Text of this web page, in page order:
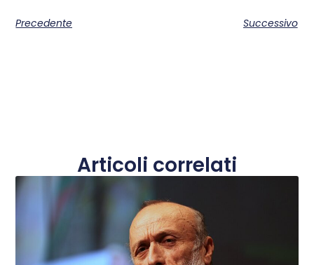
Precedente Successivo
Articoli correlati